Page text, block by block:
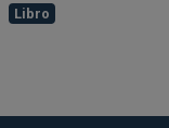
Libro